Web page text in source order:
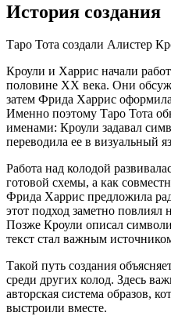
История создания
Таро Тота создали Алистер
Кроули и Харрис начали
половине XX века. Они
затем Фрида Харрис
Именно поэтому Таро Тота
именами: Кроули задавал
переводила ее в визуальный
Работа над колодой
готовой схемы, а как
Фрида Харрис предложила
этот подход заметно повлиял
Позже Кроули описал
текст стал важным
Такой путь создания
среди других колод. Здесь
авторская система образов,
выстроили вместе.